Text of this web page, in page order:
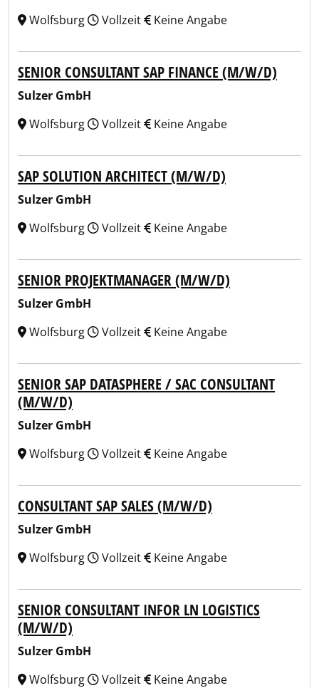
Wolfsburg
Vollzeit Keine Angabe
SENIOR CONSULTANT SAP FINANCE (M/W/D)
Sulzer GmbH
Wolfsburg
Vollzeit Keine Angabe
SAP SOLUTION ARCHITECT (M/W/D)
Sulzer GmbH
Wolfsburg
Vollzeit Keine Angabe
SENIOR PROJEKTMANAGER (M/W/D)
Sulzer GmbH
Wolfsburg
Vollzeit Keine Angabe
SENIOR SAP DATASPHERE / SAC CONSULTANT
(M/W/D)
Sulzer GmbH
Wolfsburg
Vollzeit Keine Angabe
CONSULTANT SAP SALES (M/W/D)
Sulzer GmbH
Wolfsburg
Vollzeit Keine Angabe
SENIOR CONSULTANT INFOR LN LOGISTICS
(M/W/D)
Sulzer GmbH
Wolfsburg
Vollzeit Keine Angabe